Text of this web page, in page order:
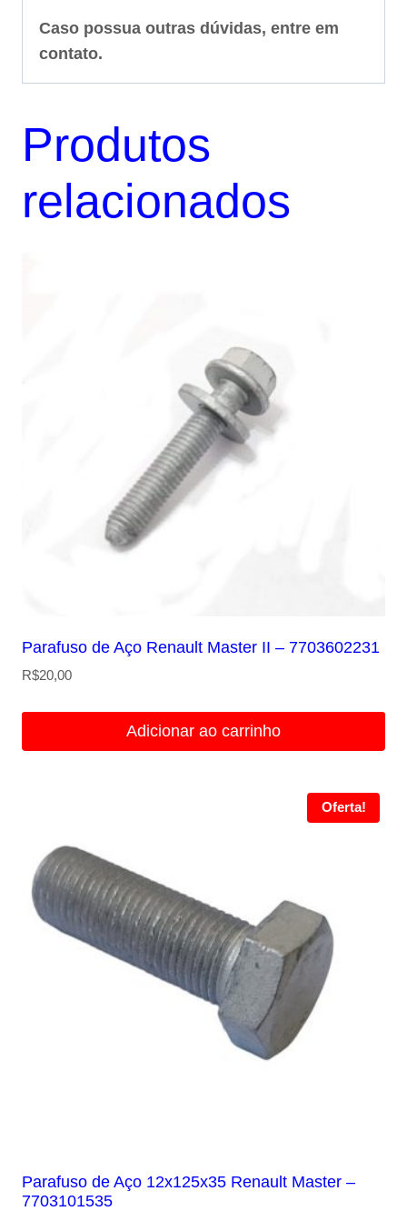
Caso possua outras dúvidas, entre em
contato.
Produtos
relacionados
Parafuso de Aço Renault Master II – 7703602231
R$20,00
Adicionar ao carrinho
Oferta!
Parafuso de Aço 12x125x35 Renault Master –
7703101535